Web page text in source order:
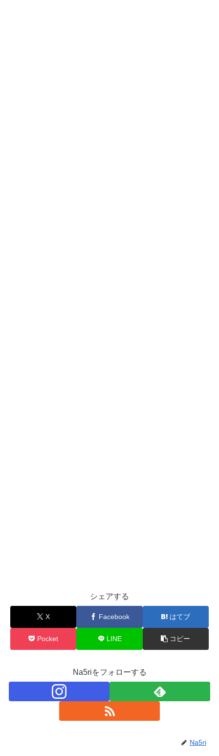
シェアする
X Facebook はてブ
Pocket LINE コピー
Na5riをフォローする
Na5ri